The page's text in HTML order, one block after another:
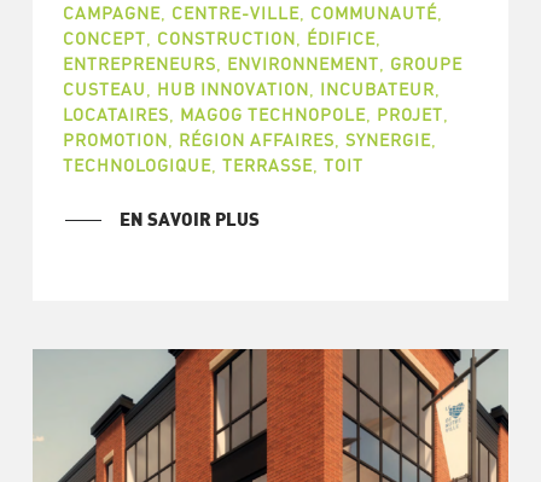
CAMPAGNE, CENTRE-VILLE, COMMUNAUTÉ,
CONCEPT
CONSTRUCTION ÉDIFICE,
ENTREPRENEURS
ENVIRONNEMENT
GROUPE
CUSTEAU
HUB INNOVATION INCUBATEUR
LOCATAIRES
MAGOG TECHNOPOLE, PROJET
PROMOTION
RÉGION AFFAIRES SYNERGIE,
TECHNOLOGIQUE, TERRASSE, TOIT
EN SAVOIR PLUS